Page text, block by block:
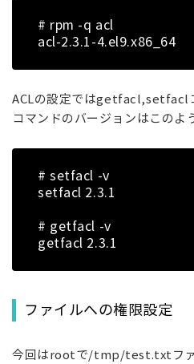
# rpm -q acl
acl-2.3.1-4.el9.x86_64
ACLの設定ではgetfacl,setfacl
コマンドのバージョンはこのよ
# setfacl -v
setfacl 2.3.1
# getfacl -v
getfacl 2.3.1
ファイルへの権限設定
今回はrootで/tmp/test.txtファ